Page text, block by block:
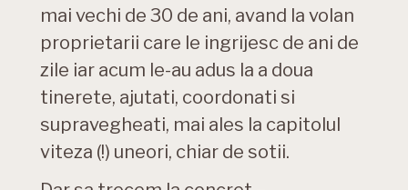
mai vechi de 30 de ani, avand la volan
proprietarii care le ingrijesc de ani de
zile iar acum le-au adus la a doua
tinerete, ajutati, coordonati si
supravegheati, mai ales la capitolul
viteza (!) uneori, chiar de sotii.